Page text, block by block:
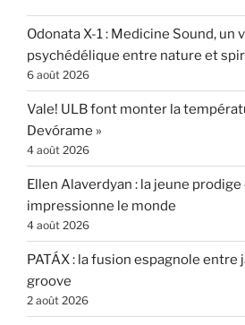
Odonata X-1 : Medicine Sound, un
psychédélique entre nature et
6 août 2026
Vale! ULB font monter la
Devórame »
4 août 2026
Ellen Alaverdyan : la jeune prodige
impressionne le monde
4 août 2026
PATÁX : la fusion espagnole entre
groove
2 août 2026